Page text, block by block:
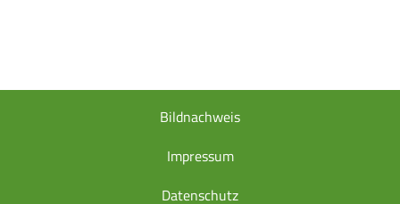
Bildnachweis
Impressum
Datenschutz